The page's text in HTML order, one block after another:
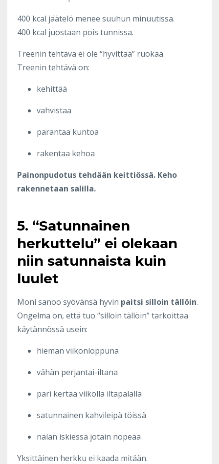
400 kcal jäätelö menee suuhun minuutissa.
400 kcal juostaan pois tunnissa.
Treenin tehtävä ei ole “hyvittää” ruokaa.
Treenin tehtävä on:
kehittää
vahvistaa
parantaa kuntoa
rakentaa kehoa
Painonpudotus tehdään keittiössä. Keho
rakennetaan salilla.
5. “Satunnainen
herkuttelu” ei olekaan
niin satunnaista kuin
luulet
Moni sanoo syövänsä hyvin paitsi silloin tällöin.
Ongelma on, että tuo “silloin tällöin” tarkoittaa
käytännössä usein:
hieman viikonloppuna
vähän perjantai-iltana
pari kertaa viikolla iltapalalla
satunnainen kahvileipä töissä
nälän iskiessä jotain nopeaa
Yksittäinen herkku ei kaada mitään.